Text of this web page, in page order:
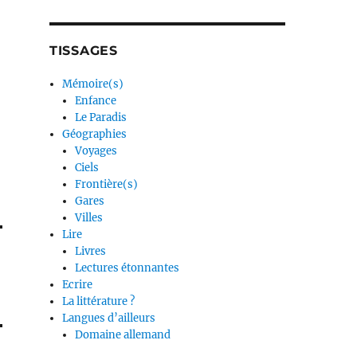
TISSAGES
Mémoire(s)
Enfance
Le Paradis
Géographies
Voyages
Ciels
Frontière(s)
Gares
Villes
Lire
Livres
Lectures étonnantes
Ecrire
La littérature ?
Langues d’ailleurs
Domaine allemand